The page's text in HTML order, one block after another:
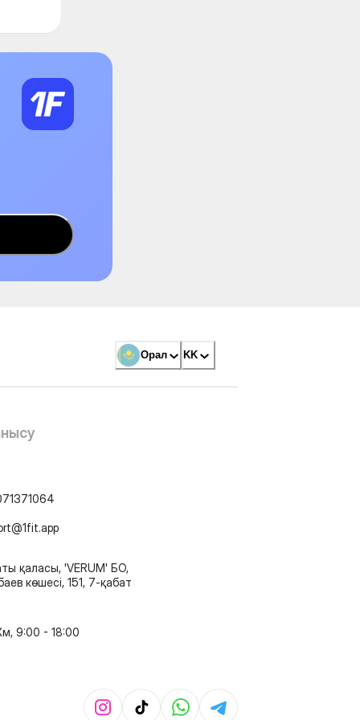
Орал KK
қаласы, 'VERUM' БО,
көшесі, 151, 7-қабат
9:00 - 18:00